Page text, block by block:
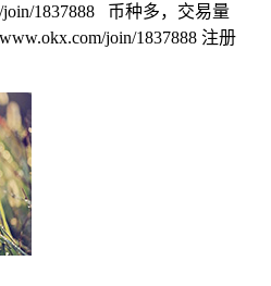
join/1837888 币种多，交易量
join/1837888 注册